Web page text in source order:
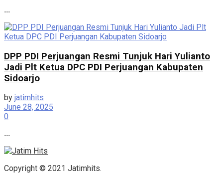
...
DPP PDI Perjuangan Resmi Tunjuk Hari Yulianto
Jadi Plt Ketua DPC PDI Perjuangan Kabupaten
Sidoarjo
by jatimhits
June 28, 2025
0
...
Copyright © 2021 Jatimhits.